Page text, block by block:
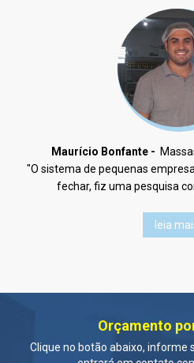
Maurício Bonfante -
"O sistema de pequenas
fechar, fiz uma pesquisa
leia
Orçamento
Clique no botão abaixo, informe